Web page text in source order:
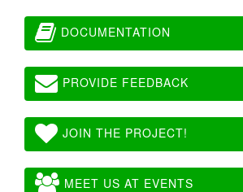
DOCUMENTATION
PROVIDE FEEDBACK
JOIN THE PROJECT!
MEET US AT EVENTS